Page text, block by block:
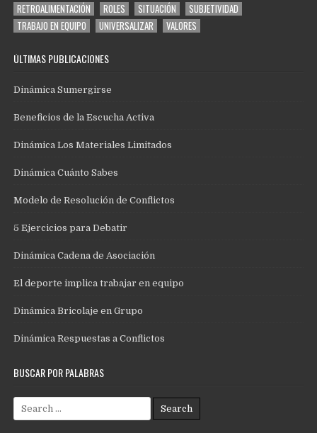
RETROALIMENTACIÓN
ROLES SITUACIÓN
SUBJETIVIDAD
TRABAJO EN EQUIPO
UNIVERSALIZAR VALORES
ÚLTIMAS PUBLICACIONES
Dinámica Sumergirse
Beneficios de la Escucha Activa
Dinámica Los Materiales Limitados
Dinámica Cuánto Sabes
Modelo de Resolución de Conflictos
5 Ejercicios para Debatir
Dinámica Cadena de Asociación
El deporte implica trabajar en equipo
Dinámica Bricolaje en Grupo
Dinámica Respuestas a Conflictos
BUSCAR POR PALABRAS
Search
for: